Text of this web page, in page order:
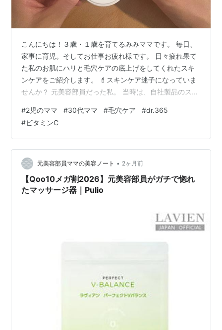
こんにちは！３歳・１歳を育てるみみママです。 毎日、
家事に育児。そしてお仕事お疲れ様です。 日々疲れ果て
た私のお肌にハリと毛穴ケアの底上げをしてくれたスキ
ンケアをご紹介します。 💄スキンケア迷子になっていま
せんか？ 元美容部員だった私。 当時は、自社製品のスキ
員をやめて、最初に壁にぶつかったのが「スキンケア何
を使えばいいの…？」 【いい成分のものを使いたい！→
高くて続けられない。 】を一生悩んで30歳くらいまでい
ろいろなスキンケアを使っては「違う！」となっていま
した。 その中で出会ったのが"dr.365"というブランドで
す。 dr.365 「…
#2児のママ #30代ママ #毛穴ケア #dr.365
#ビタミンC
元美容部員ママの美容ノート • 2ヶ月前
【Qoo10メガ割2026】元美容部員がガチで惚れ
たマッサージ器｜Pulio